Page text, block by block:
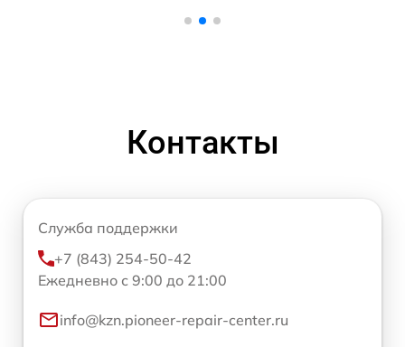
Контакты
Служба поддержки
+7 (843) 254-50-42
Ежедневно с 9:00 до 21:00
info@kzn.pioneer-repair-center.ru